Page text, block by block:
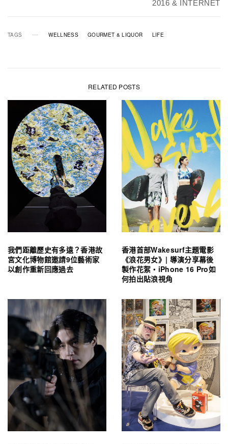
2016 & INTERNET
TAGS WELLNESS GOURMET & LIQUOR LIFE
RELATED POSTS
我們距離歷史有多遠？香港故
宮文化博物館邀請9位藝術家
以創作重新回應過去
香港首部Wakesurf主題電影
《浪花男女》| 導演分享幕後
製作花絮・iPhone 16 Pro如
何拍出貼浪視角